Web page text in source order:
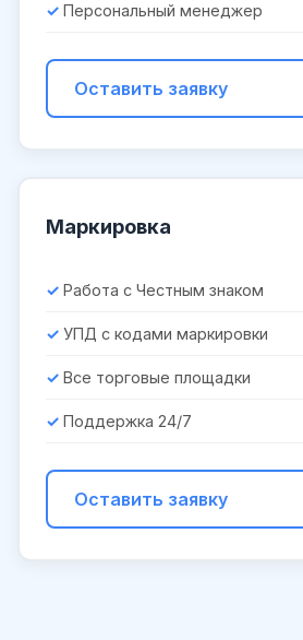
Персональный менеджер
Оставить заявку
Маркировка
Работа с Честным знаком
УПД с кодами маркировки
Все торговые площадки
Поддержка 24/7
Оставить заявку